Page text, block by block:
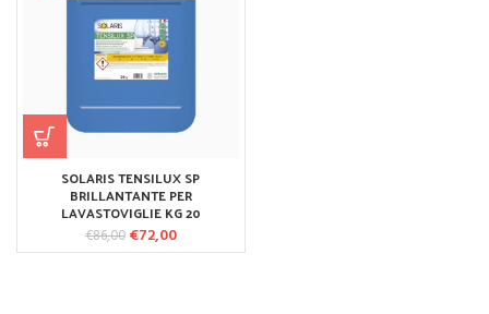
SOLARIS TENSILUX SP
BRILLANTANTE PER
LAVASTOVIGLIE KG 20
€86,00 Il prezzo
originale era:
€72,00
attuale è: